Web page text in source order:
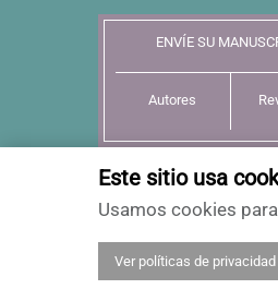
Este sitio usa
Usamos cookies
Ver políticas de privacidad
ENVÍE SU
Autores